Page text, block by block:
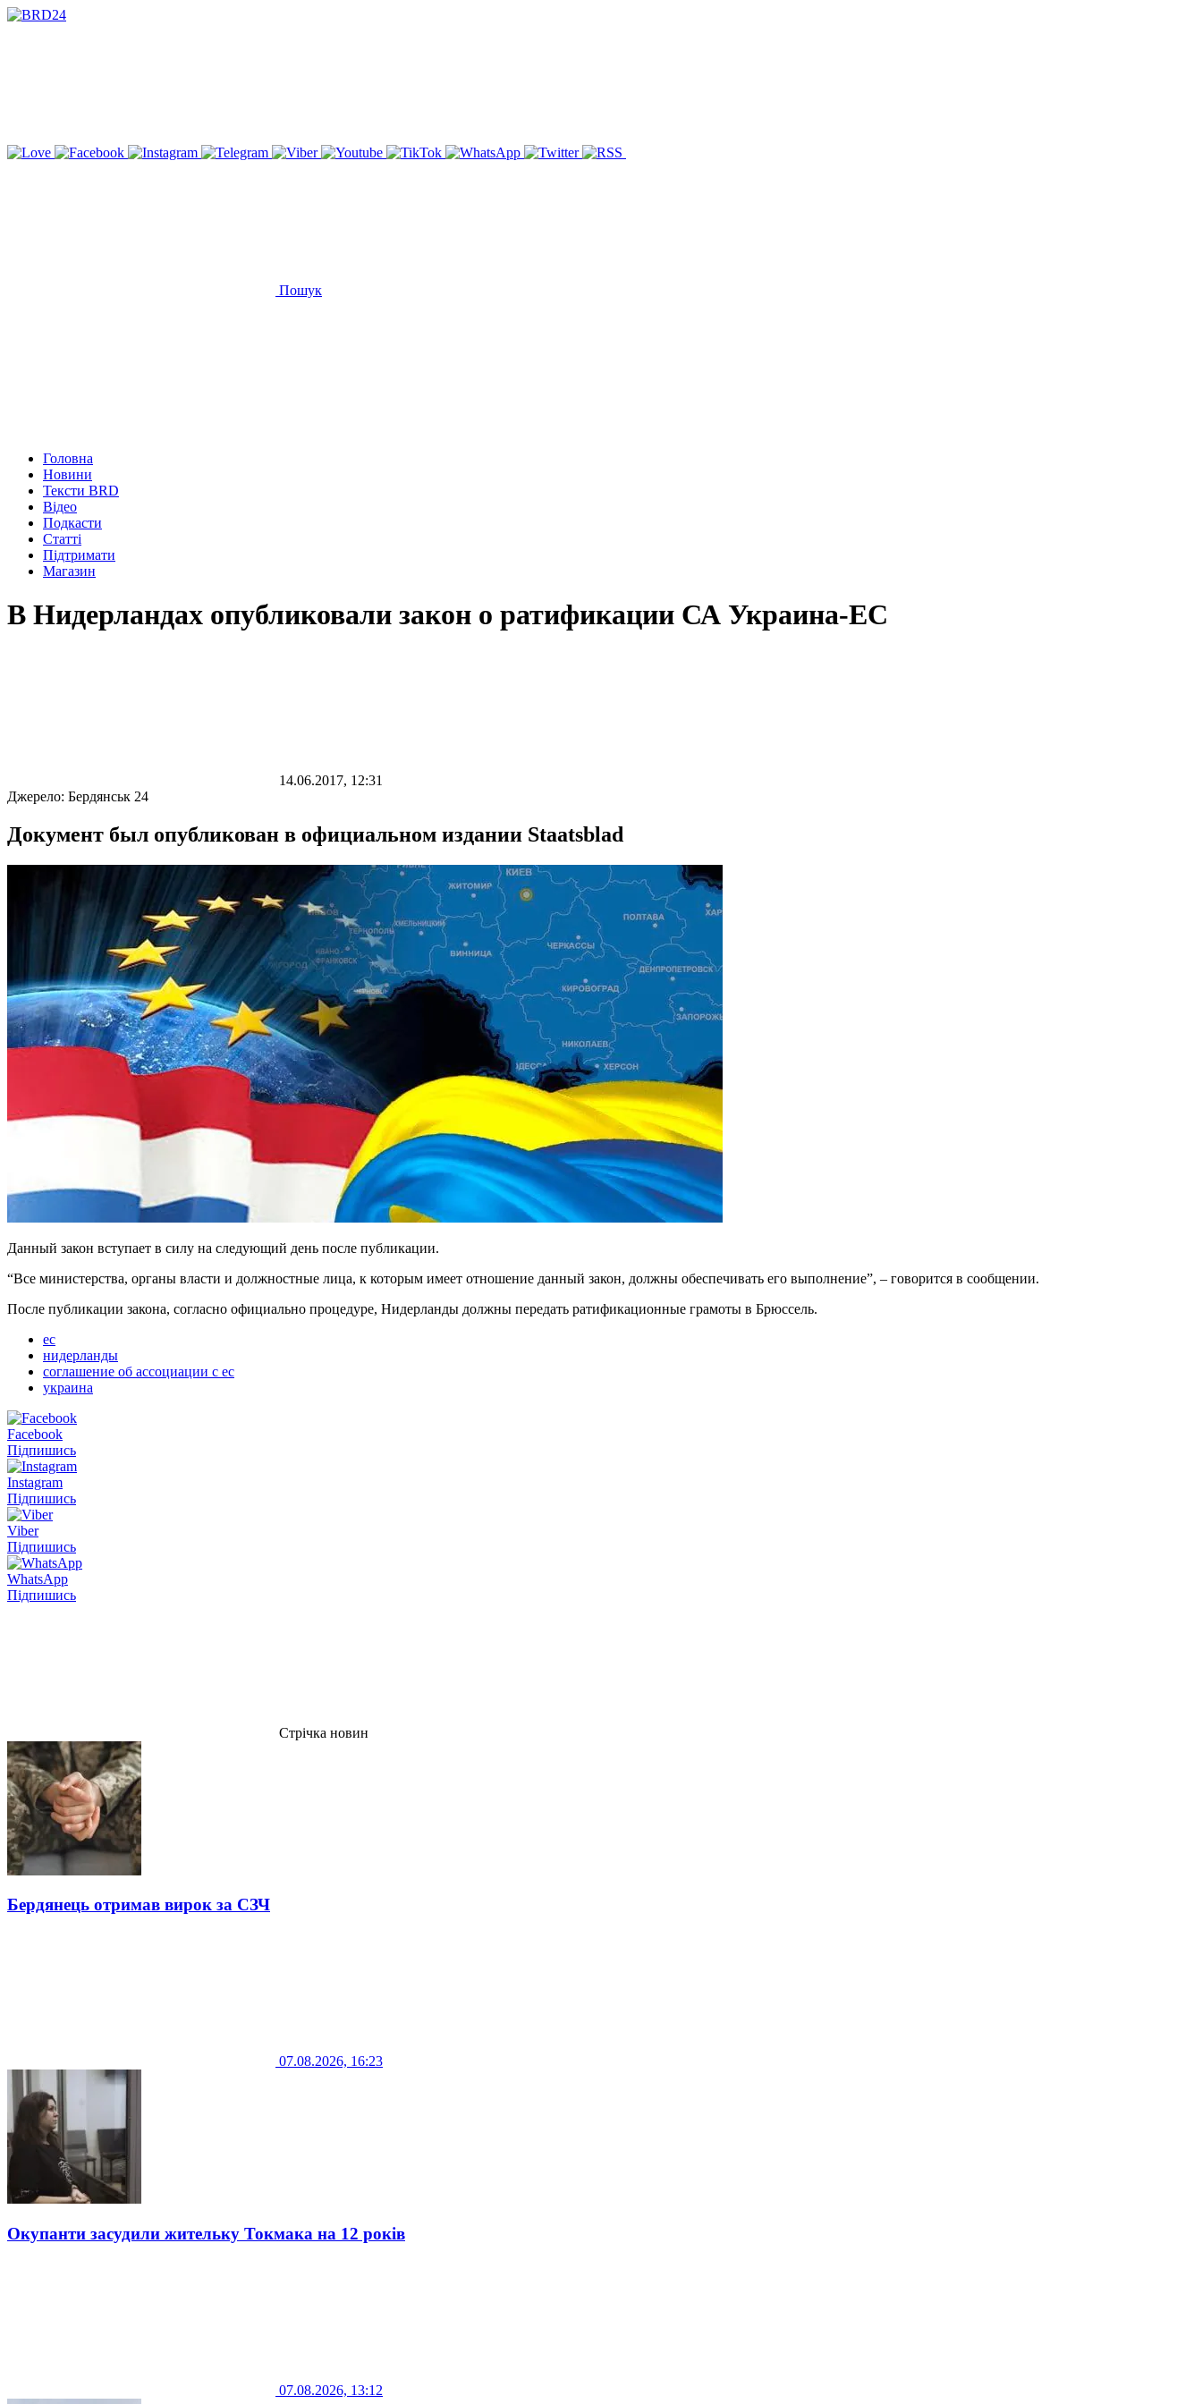
Пошук
Головна
Новини
Тексти BRD
Відео
Подкасти
Статті
Підтримати
Магазин
В Нидерландах опубликовали закон о ратификации СА Украина-ЕС
14.06.2017, 12:31
Джерело: Бердянськ 24
Документ был опубликован в официальном издании Staatsblad
Данный закон вступает в силу на следующий день после публикации.
“Все министерства, органы власти и должностные лица, к которым имеет отношение данный закон, должны обеспечивать его выполнение”, – говорится в сообщении.
После публикации закона, согласно официально процедуре, Нидерланды должны передать ратификационные грамоты в Брюссель.
ес
нидерланды
соглашение об ассоциации с ес
украина
Facebook
Підпишись
Instagram
Підпишись
Viber
Підпишись
WhatsApp
Підпишись
Стрічка новин
Бердянець отримав вирок за СЗЧ
07.08.2026, 16:23
Окупанти засудили жительку Токмака на 12 років
07.08.2026, 13:12